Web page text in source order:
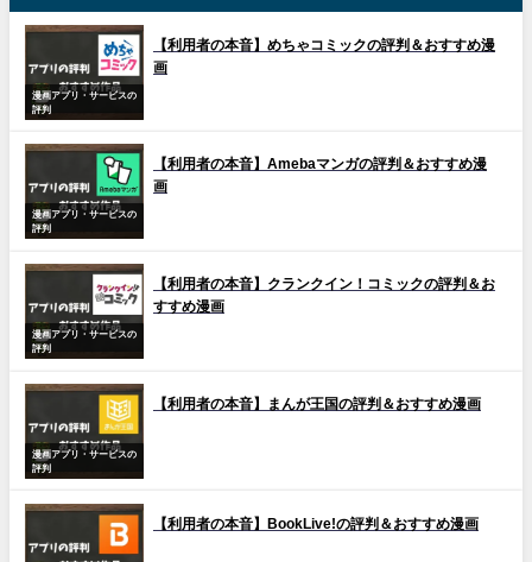
漫画アプリ・サービスの
評判
【利用者の本音】めちゃコミックの評判＆おすすめ漫
画
漫画アプリ・サービスの
評判
【利用者の本音】Amebaマンガの評判＆おすすめ漫
画
漫画アプリ・サービスの
評判
【利用者の本音】クランクイン！コミックの評判＆お
すすめ漫画
漫画アプリ・サービスの
評判
【利用者の本音】まんが王国の評判＆おすすめ漫画
【利用者の本音】BookLive!の評判＆おすすめ漫画